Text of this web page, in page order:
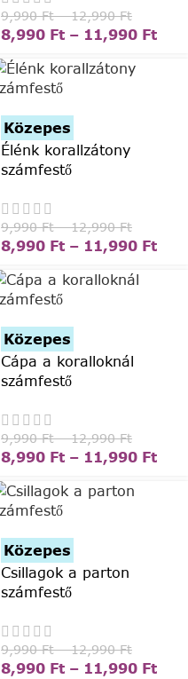
9,990Ft – 12,990Ft
8,990 Ft – 11,990 Ft
Közepes
Élénk korallzátony
számfestő
9,990Ft – 12,990Ft
8,990 Ft – 11,990 Ft
Közepes
Cápa a koralloknál
számfestő
9,990Ft – 12,990Ft
8,990 Ft – 11,990 Ft
Közepes
Csillagok a parton
számfestő
9,990Ft – 12,990Ft
8,990 Ft – 11,990 Ft